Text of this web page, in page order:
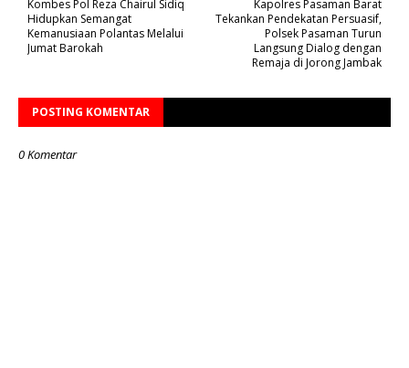
Kapolres Pasaman Barat
Tekankan Pendekatan Persuasif,
Polsek Pasaman Turun
Langsung Dialog dengan
Remaja di Jorong Jambak
Kombes Pol Reza Chairul Sidiq
Hidupkan Semangat
Kemanusiaan Polantas Melalui
Jumat Barokah
POSTING KOMENTAR
0 Komentar